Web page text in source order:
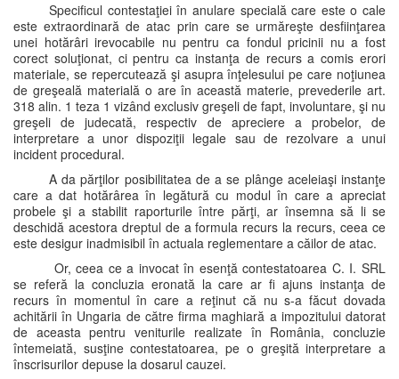
Specificul contestaţiei în anulare specială care este o cale
este extraordinară de atac prin care se urmăreşte desfiinţarea
unei hotărâri irevocabile nu pentru ca fondul pricinii nu a fost
corect soluţionat, ci pentru ca instanţa de recurs a comis erori
materiale, se repercutează şi asupra înţelesului pe care noţiunea
de greşeală materială o are în această materie, prevederile art.
318 alin. 1 teza 1 vizând exclusiv greşeli de fapt, involuntare, şi nu
greşeli de judecată, respectiv de apreciere a probelor, de
interpretare a unor dispoziţii legale sau de rezolvare a unui
incident procedural.
A da părţilor posibilitatea de a se plânge aceleiaşi instanţe
care a dat hotărârea în legătură cu modul în care a apreciat
probele şi a stabilit raporturile între părţi, ar însemna să li se
deschidă acestora dreptul de a formula recurs la recurs, ceea ce
este desigur inadmisibil în actuala reglementare a căilor de atac.
Or, ceea ce a invocat în esenţă contestatoarea C. I. SRL
se referă la concluzia eronată la care ar fi ajuns instanţa de
recurs în momentul în care a reţinut că nu s-a făcut dovada
achitării în Ungaria de către firma maghiară a impozitului datorat
de aceasta pentru veniturile realizate în România, concluzie
întemeiată, susţine contestatoarea, pe o greşită interpretare a
înscrisurilor depuse la dosarul cauzei.